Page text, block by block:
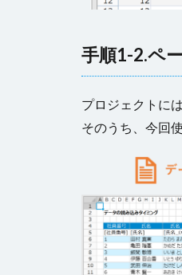
手順1-2.ペ
プロジェクトに
そのうち、今回